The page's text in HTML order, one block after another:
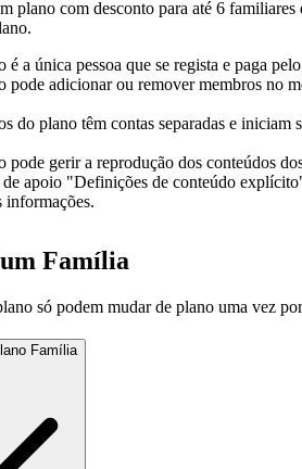
plano com desconto para até 6 familiares
é a única pessoa que se regista e paga
pode adicionar ou remover membros no
do plano têm contas separadas e iniciam
pode gerir a reprodução dos conteúdos
de apoio "Definições de conteúdo
informações.
Família
só podem mudar de plano uma vez
Família